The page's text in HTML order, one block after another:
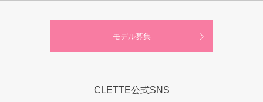
モデル募集
CLETTE公式SNS